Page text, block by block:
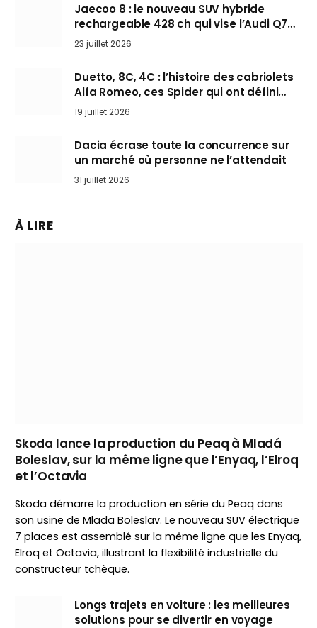
Jaecoo 8 : le nouveau SUV hybride
rechargeable 428 ch qui vise l’Audi Q7
arrive en Europe cet automne
23 juillet 2026
Duetto, 8C, 4C : l’histoire des cabriolets
Alfa Romeo, ces Spider qui ont défini
l’art de rouler cheveux au vent
19 juillet 2026
Dacia écrase toute la concurrence sur
un marché où personne ne l’attendait
31 juillet 2026
À LIRE
Skoda lance la production du Peaq à Mladá
Boleslav, sur la même ligne que l’Enyaq, l’Elroq
et l’Octavia
Skoda démarre la production en série du Peaq dans
son usine de Mlada Boleslav. Le nouveau SUV électrique
7 places est assemblé sur la même ligne que les Enyaq,
Elroq et Octavia, illustrant la flexibilité industrielle du
constructeur tchèque.
Longs trajets en voiture : les meilleures
solutions pour se divertir en voyage